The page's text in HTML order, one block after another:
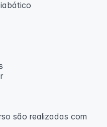
são realizadas com